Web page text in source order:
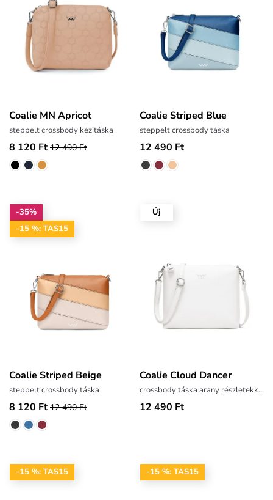
Coalie MN Apricot
steppelt crossbody kézitáska
8 120 Ft 12 490 Ft
Coalie Striped Blue
steppelt crossbody táska
12 490 Ft
-35%
-15 %: TAS15
Coalie Striped Beige
steppelt crossbody táska
8 120 Ft 12 490 Ft
Új
Coalie Cloud Dancer
crossbody táska arany részletekkel
12 490 Ft
-15 %: TAS15 -15 %: TAS15